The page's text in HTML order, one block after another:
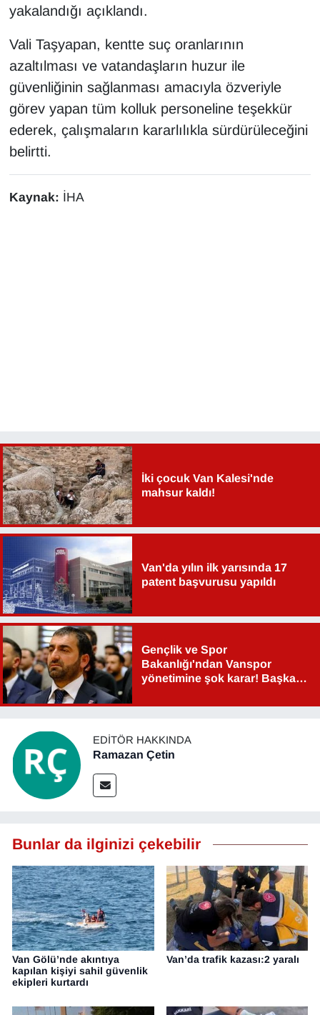
yakalandığı açıklandı.
Vali Taşyapan, kentte suç oranlarının
azaltılması ve vatandaşların huzur ile
güvenliğinin sağlanması amacıyla özveriyle
görev yapan tüm kolluk personeline teşekkür
ederek, çalışmaların kararlılıkla sürdürüleceğini
belirtti.
Kaynak: İHA
İki çocuk Van Kalesi'nde
mahsur kaldı!
Van'da yılın ilk yarısında 17
patent başvurusu yapıldı
Gençlik ve Spor
Bakanlığı'ndan Vanspor
yönetimine şok karar! Başkan
EDITÖR HAKKINDA
Ramazan Çetin
Bunlar da ilginizi çekebilir
Van Gölü’nde akıntıya
kapılan kişiyi sahil güvenlik
ekipleri kurtardı
Van’da trafik kazası:2 yaralı
Sinema - TV
SİYASET
SPOR
TEBRİK